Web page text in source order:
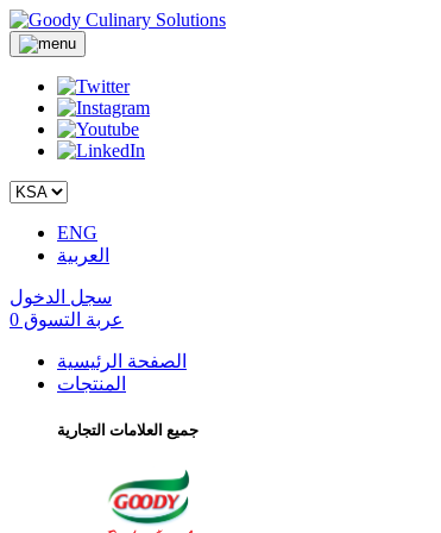
ENG
العربية
سجل الدخول
عربة التسوق 0
الصفحة الرئيسية
المنتجات
جميع العلامات التجارية